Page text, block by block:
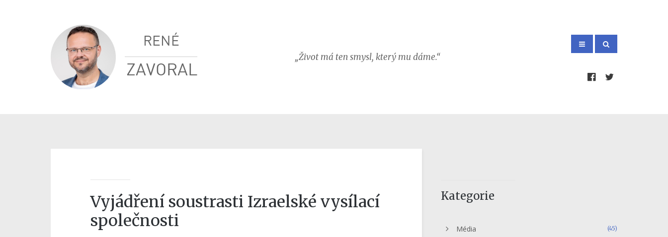
RENÉ
ZAVORAL
„Život má ten smysl, který mu dáme.“
Vyjádření soustrasti Izraelské vysílací
společnosti
Kategorie
Média (45)